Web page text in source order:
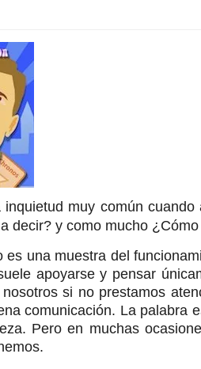
inquietud muy común
decir? y como mucho
es una muestra del
apoyarse y pensar
si no prestamos
comunicación. La palabra
Pero en muchas